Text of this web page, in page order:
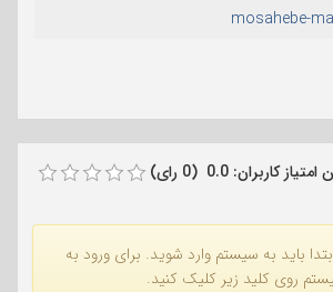
mosahebe-
کاربران: 0.0 (0 رای)
باید به سیستم وارد شوید. برای ورود به
روی کلید زیر کلیک کنید.